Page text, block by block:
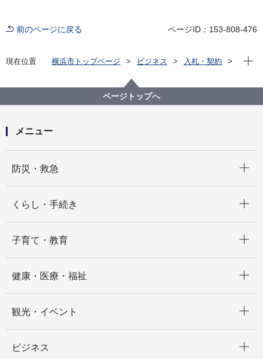
前のページに戻る ページID：153-808-476
現在位置 横浜市トップページ ビジネス
入札・契約
【入札結果掲載】【公募型指名競争入札】もしも手帳
等作成業務委託（その２）
現在
ページトップへ
メニュー
防災・救急
くらし・手続き
子育て・教育
健康・医療・福祉
観光・イベント
ビジネス